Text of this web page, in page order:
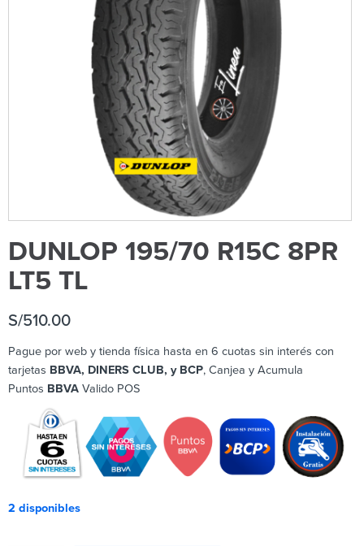
DUNLOP 195/70 R15C 8PR
LT5 TL
S/510.00
Pague por web y tienda física hasta en 6 cuotas sin interés con
tarjetas BBVA, DINERS CLUB, y BCP, Canjea y Acumula
Puntos BBVA Valido POS
2 disponibles